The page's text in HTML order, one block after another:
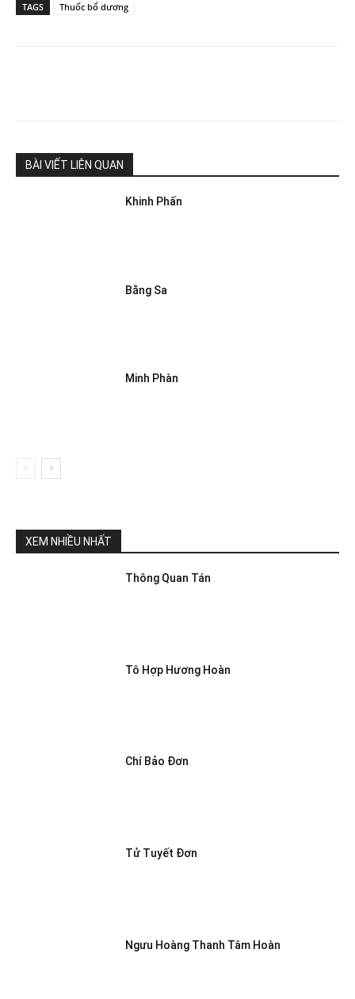
TAGS Thuốc bổ dương
BÀI VIẾT LIÊN QUAN
Khinh Phấn
Bằng Sa
Minh Phàn
XEM NHIỀU NHẤT
Thông Quan Tán
Tô Hợp Hương Hoàn
Chí Bảo Đơn
Tử Tuyết Đơn
Ngưu Hoàng Thanh Tâm Hoàn